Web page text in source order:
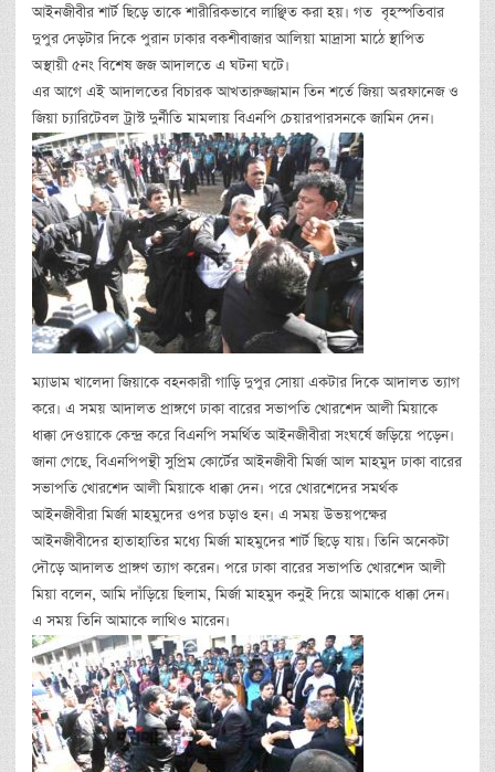
আইনজীবীর শার্ট ছিড়ে তাকে শারীরিকভাবে লাঞ্ছিত করা হয়। গত বৃহস্পতিবার
দুপুর দেড়টার দিকে পুরান ঢাকার বকশীবাজার আলিয়া মাদ্রাসা মাঠে স্থাপিত
অস্থায়ী ৫নং বিশেষ জজ আদালতে এ ঘটনা ঘটে।
এর আগে এই আদালতের বিচারক আখতারুজ্জামান তিন শর্তে জিয়া অরফানেজ ও
জিয়া চ্যারিটেবল ট্রাস্ট দুর্নীতি মামলায় বিএনপি চেয়ারপারসনকে জামিন দেন।
ম্যাডাম খালেদা জিয়াকে বহনকারী গাড়ি দুপুর সোয়া একটার দিকে আদালত ত্যাগ
করে। এ সময় আদালত প্রাঙ্গণে ঢাকা বারের সভাপতি খোরশেদ আলী মিয়াকে
ধাক্কা দেওয়াকে কেন্দ্র করে বিএনপি সমর্থিত আইনজীবীরা সংঘর্ষে জড়িয়ে পড়েন।
জানা গেছে, বিএনপিপন্থী সুপ্রিম কোর্টের আইনজীবী মির্জা আল মাহমুদ ঢাকা বারের
সভাপতি খোরশেদ আলী মিয়াকে ধাক্কা দেন। পরে খোরশেদের সমর্থক
আইনজীবীরা মির্জা মাহমুদের ওপর চড়াও হন। এ সময় উভয়পক্ষের
আইনজীবীদের হাতাহাতির মধ্যে মির্জা মাহমুদের শার্ট ছিড়ে যায়। তিনি অনেকটা
দৌড়ে আদালত প্রাঙ্গণ ত্যাগ করেন। পরে ঢাকা বারের সভাপতি খোরশেদ আলী
মিয়া বলেন, আমি দাঁড়িয়ে ছিলাম, মির্জা মাহমুদ কনুই দিয়ে আমাকে ধাক্কা দেন।
এ সময় তিনি আমাকে লাথিও মারেন।